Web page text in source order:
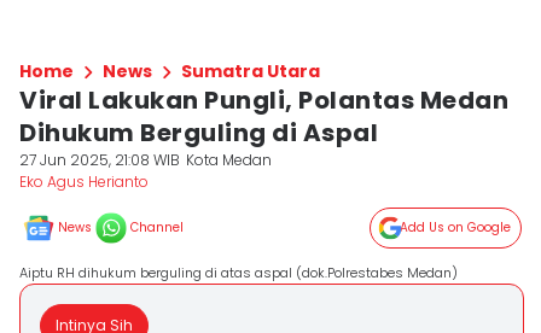
Home News Sumatra Utara
Viral Lakukan Pungli, Polantas Medan
Dihukum Berguling di Aspal
27 Jun 2025, 21:08 WIB Kota Medan
Eko Agus Herianto
News Channel Add Us on Google
Aiptu RH dihukum berguling di atas aspal (dok.Polrestabes Medan)
Intinya Sih